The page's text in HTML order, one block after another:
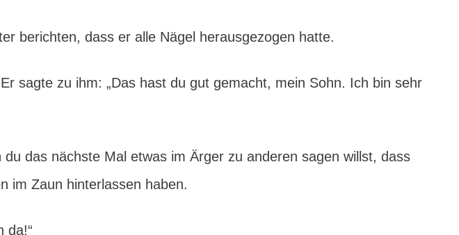
berichten, dass er alle Nägel herausgezogen hatte.
sagte zu ihm: „Das hast du gut gemacht, mein Sohn. Ich bin sehr
das nächste Mal etwas im Ärger zu anderen sagen willst, dass
im Zaun hinterlassen haben.
da!“